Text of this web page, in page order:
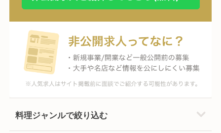
料理ジャンルで絞り込む